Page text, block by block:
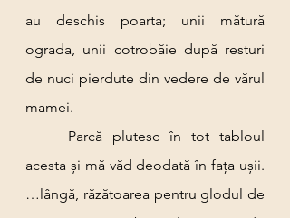
au deschis poarta; unii mătură
ograda, unii cotrobăie după resturi
de nuci pierdute din vedere de vărul
mamei.
acesta și mă văd deodată în fața ușii.
…lângă, răzătoarea pentru glodul de